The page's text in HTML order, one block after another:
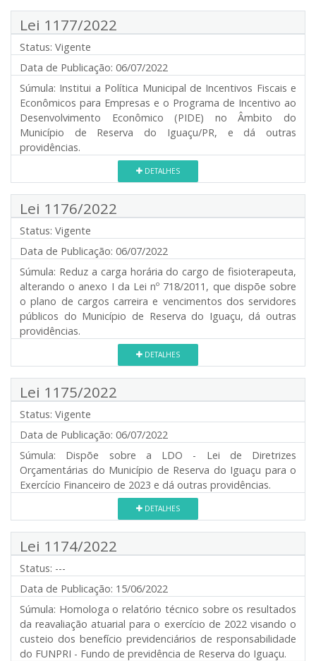
Lei 1177/2022
Status: Vigente
Data de Publicação: 06/07/2022
Súmula: Institui a Política Municipal de Incentivos Fiscais e
Econômicos para Empresas e o Programa de Incentivo ao
Desenvolvimento Econômico (PIDE) no Âmbito do
Município de Reserva do Iguaçu/PR, e dá outras
providências.
DETALHES
Lei 1176/2022
Status: Vigente
Data de Publicação: 06/07/2022
Súmula: Reduz a carga horária do cargo de fisioterapeuta,
alterando o anexo I da Lei nº 718/2011, que dispõe sobre
o plano de cargos carreira e vencimentos dos servidores
públicos do Município de Reserva do Iguaçu, dá outras
providências.
DETALHES
Lei 1175/2022
Status: Vigente
Data de Publicação: 06/07/2022
Súmula: Dispõe sobre a LDO - Lei de Diretrizes
Orçamentárias do Município de Reserva do Iguaçu para o
Exercício Financeiro de 2023 e dá outras providências.
DETALHES
Lei 1174/2022
Status: ---
Data de Publicação: 15/06/2022
Súmula: Homologa o relatório técnico sobre os resultados
da reavaliação atuarial para o exercício de 2022 visando o
custeio dos benefício previdenciários de responsabilidade
do FUNPRI - Fundo de previdência de Reserva do Iguaçu.